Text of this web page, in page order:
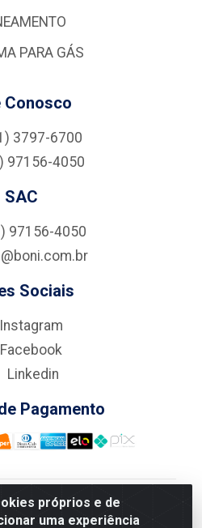
próprios e de
uma experiência
PARA GÁS
Conosco
3797-6700
97156-4050
SAC
97156-4050
Sociais
Instagram
Facebook
Linkedin
Pagamento
Material de Construção LTDA
- Vila Da Penha, Rio de